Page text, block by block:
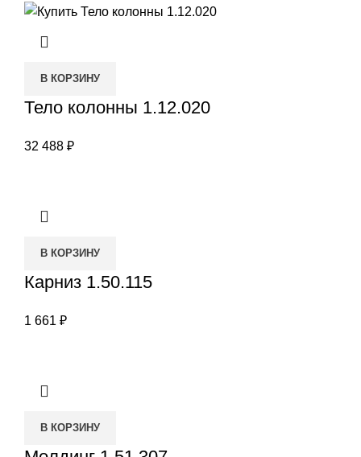
В КОРЗИНУ
Тело колонны 1.12.020
32 488 ₽
В КОРЗИНУ
Карниз 1.50.115
1 661 ₽
В КОРЗИНУ